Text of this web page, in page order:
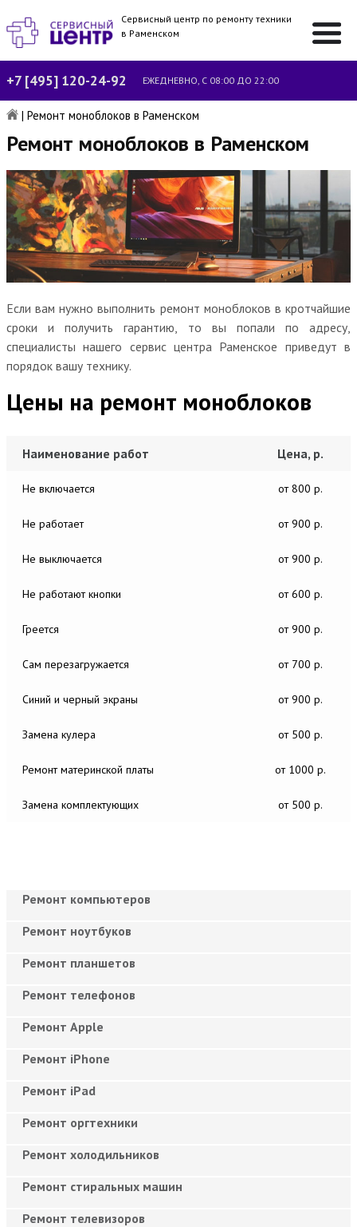
Сервисный центр по ремонту техники
в Раменском
+7 [495] 120-24-92 ЕЖЕДНЕВНО, С 08:00 ДО 22:00
| Ремонт моноблоков в Раменском
Ремонт моноблоков в Раменском
Если вам нужно выполнить ремонт моноблоков в кротчайшие
сроки и получить гарантию, то вы попали по адресу,
специалисты нашего сервис центра Раменское приведут в
порядок вашу технику.
Цены на ремонт моноблоков
Наименование работ Цена, р.
Не включается от 800 р.
Не работает от 900 р.
Не выключается от 900 р.
Не работают кнопки от 600 р.
Греется от 900 р.
Сам перезагружается от 700 р.
Синий и черный экраны от 900 р.
Замена кулера от 500 р.
Ремонт материнской платы от 1000 р.
Замена комплектующих от 500 р.
Ремонт компьютеров
Ремонт ноутбуков
Ремонт планшетов
Ремонт телефонов
Ремонт Apple
Ремонт iPhone
Ремонт iPad
Ремонт оргтехники
Ремонт холодильников
Ремонт стиральных машин
Ремонт телевизоров